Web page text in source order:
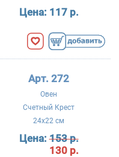
Цена: 117 р.
Арт. 272
Овен
Счетный Крест
24x22 см
Цена:153 р.
130 р.